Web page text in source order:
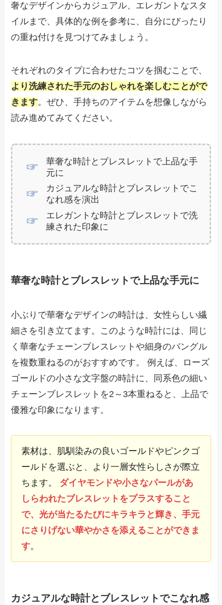
奢なデザインからカジュアル、エレガントなスタ
イルまで、具体的な例を参考に、自分にぴったり
の重ね付けを見つけてみましょう。
それぞれのタイプに合わせたコツを掴むことで、
より洗練された手元のおしゃれを楽しむことがで
きます。ぜひ、手持ちのアイテムを想像しながら
読み進めてみてください。
華奢な時計とブレスレットで上品な手
元に
カジュアルな時計とブレスレットでこ
なれ感を演出
エレガントな時計とブレスレットで洗
練された印象に
華奢な時計とブレスレットで上品な手元に
小ぶりで華奢なデザインの時計は、女性らしい繊
細さを引き立てます。このような時計には、同じ
く華奢なチェーンブレスレットや細身のバングル
を複数重ねるのがおすすめです。 例えば、ローズ
ゴールドの小さな文字盤の時計に、同系色の細い
チェーンブレスレットを2～3本重ねると、上品で
優雅な印象になります。
素材は、肌馴染みの良いゴールドやピンクゴ
ールドを選ぶと、より一層女性らしさが際立
ちます。 ダイヤモンドや小さなパールがあ
しらわれたブレスレットをプラスすること
で、光が当たるたびにキラキラと輝き、手元
にさりげない華やかさを添えることができま
す。
カジュアルな時計とブレスレットでこなれ感